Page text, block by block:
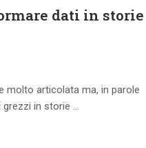
dati in storie
molto articolata ma, in parole
in storie …